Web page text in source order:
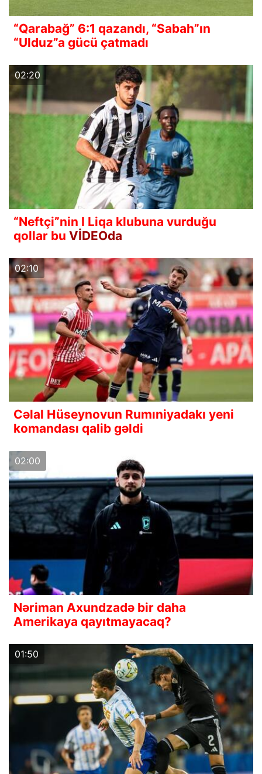
“Qarabağ” 6:1 qazandı, “Sabah”ın
“Ulduz”a gücü çatmadı
02:20
“Neftçi”nin I Liqa klubuna vurduğu
qollar bu VİDEOda
02:10
Cəlal Hüseynovun Rumıniyadakı yeni
komandası qalib gəldi
02:00
Nəriman Axundzadə bir daha
Amerikaya qayıtmayacaq?
01:50